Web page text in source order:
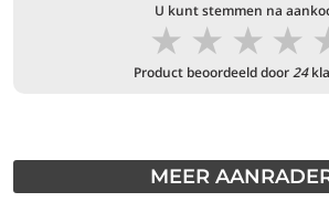
U kunt stemmen na
★
★
★
★
Product beoordeeld door24
MEER